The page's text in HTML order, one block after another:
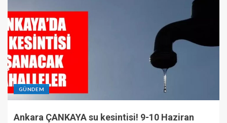
GÜNDEM
Ankara ÇANKAYA su kesintisi! 9-10 Haziran